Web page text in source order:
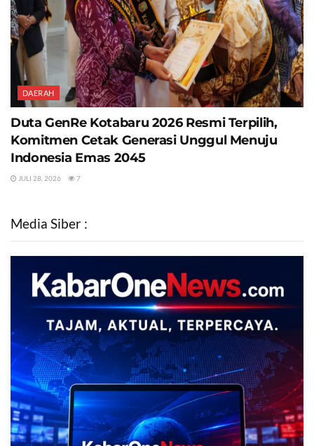
DAERAH
Duta GenRe Kotabaru 2026 Resmi Terpilih,
Komitmen Cetak Generasi Unggul Menuju
Indonesia Emas 2045
JULI 28, 2026 7
Media Siber :